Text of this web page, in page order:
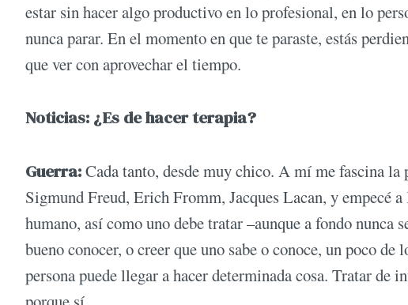
estar sin hacer algo productivo en lo profesional, en lo
nunca parar. En el momento en que te paraste, estás
que ver con aprovechar el tiempo.
Noticias: ¿Es de hacer terapia?
Guerra:Cada tanto, desde muy chico. A mí me fascina
Sigmund Freud, Erich Fromm, Jacques Lacan, y empecé
humano, así como uno debe tratar –aunque a fondo nunca
bueno conocer, o creer que uno sabe o conoce, un poco
persona puede llegar a hacer determinada cosa. Tratar de